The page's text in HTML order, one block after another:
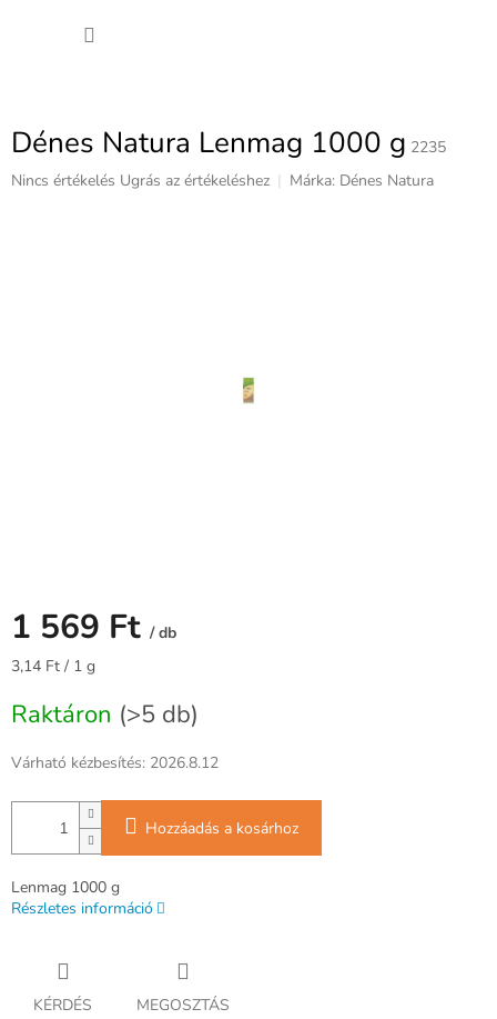
Dénes Natura Lenmag 1000 g 2235
A
Nincs értékelés Ugrás az értékeléshez Márka: Dénes Natura
1 569 Ft / db
Egységár:
3,14 Ft / 1 g
Raktáron (>5 db)
Várható kézbesítés: 2026.8.12
Hozzáadás a kosárhoz
Lenmag 1000 g
Részletes információ
KÉRDÉS MEGOSZTÁS